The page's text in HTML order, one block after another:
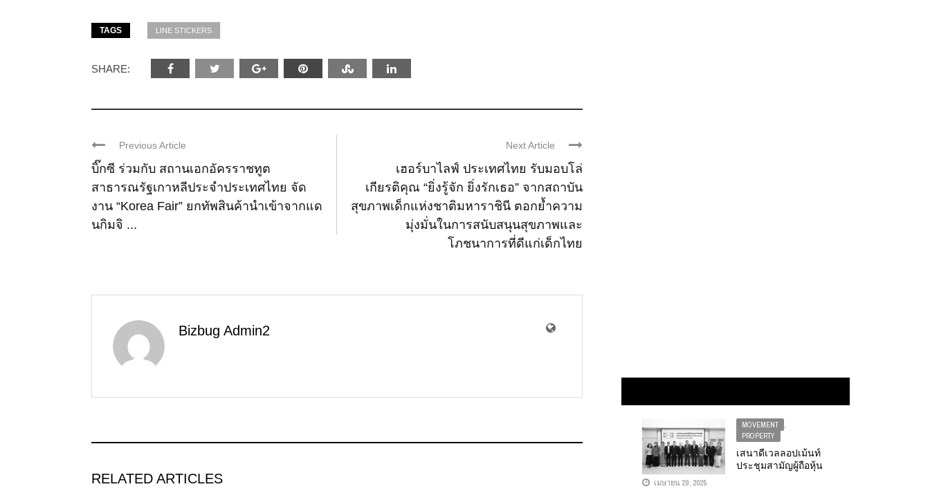
TAGS LINE STICKERS
SHARE:
Previous Article
บิ๊กซี ร่วมกับ สถานเอกอัครราชทูต
สาธารณรัฐเกาหลีประจำประเทศไทย จัด
งาน “Korea Fair” ยกทัพสินค้านำเข้าจากแด
นกิมจิ ...
Next Article
เฮอร์บาไลฟ์ ประเทศไทย รับมอบโล่
เกียรติคุณ “ยิ่งรู้จัก ยิ่งรักเธอ” จากสถาบัน
สุขภาพเด็กแห่งชาติมหาราชินี ตอกย้ำความ
มุ่งมั่นในการสนับสนุนสุขภาพและ
โภชนาการที่ดีแก่เด็กไทย
Bizbug Admin2
RELATED ARTICLES
MOVEMENT
PROPERTY
เสนาดีเวลลอปเม้นท์
ประชุมสามัญผู้ถือหุ้น
เมษายน 29, 2025